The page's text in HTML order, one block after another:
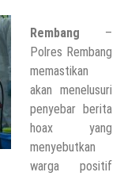
Rembang –
Polres Rembang
memastikan
akan menelusuri
penyebar berita
hoax yang
menyebutkan
warga positif